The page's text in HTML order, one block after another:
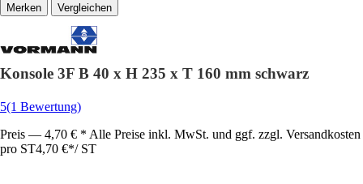
Vergleichen
Konsole 3F B 40 x H 235 x T 160 mm schwarz
5(1 Bewertung)
Preis — 4,70 € * Alle Preise inkl. MwSt. und ggf. zzgl. Versandkosten
pro ST4,70 €*/ ST